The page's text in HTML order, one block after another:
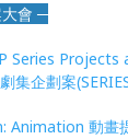
會 ─
Series Projects
集企劃案
Animation 動畫